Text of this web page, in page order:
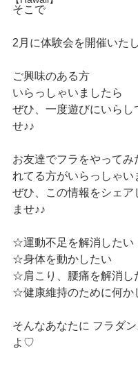
そこで
2月に体験会を開催いたし
ご興味のある方
いらっしゃいましたら
ぜひ、一度遊びにいらし
せ♪♪
お友達でフラをやってみ
れてる方がいらっしゃい
ぜひ、この情報をシェア
ませ♪♪
☆運動不足を解消したい
☆身体を動かしたい
☆肩こり、腰痛を解消し
☆健康維持のために何か
そんなあなたに フラダ
よ♡